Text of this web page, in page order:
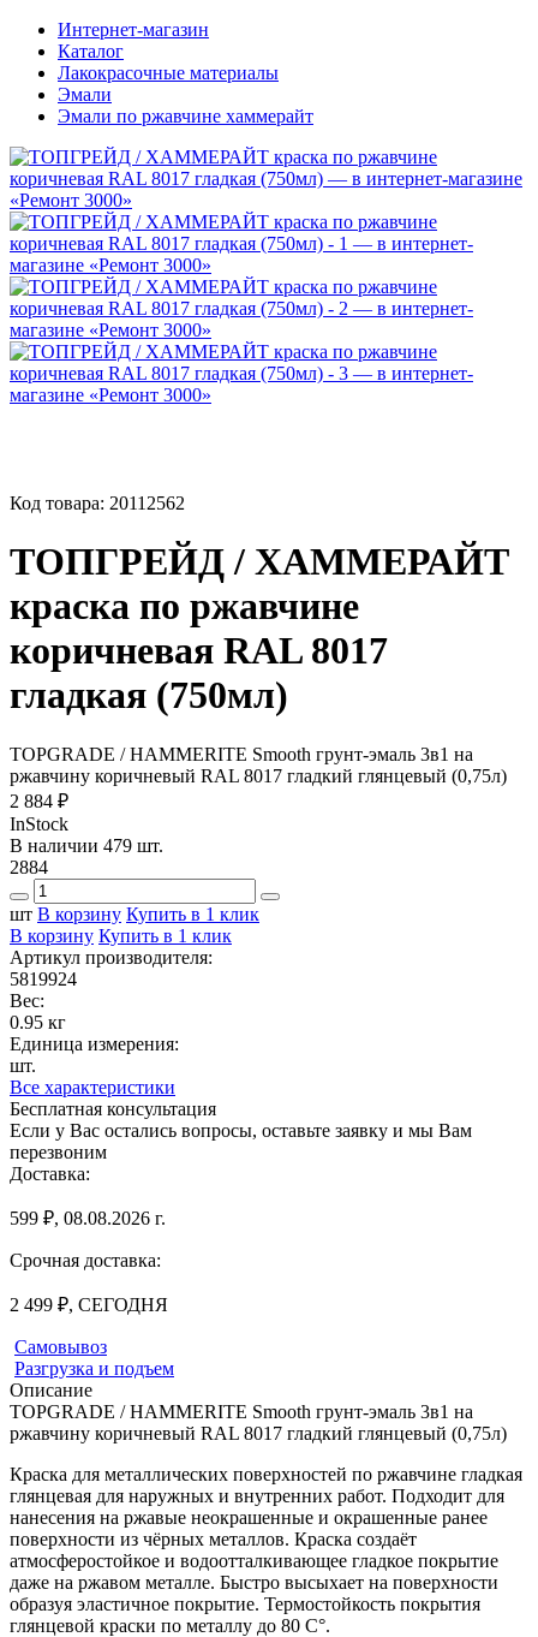
Интернет-магазин
Каталог
Лакокрасочные материалы
Эмали
Эмали по ржавчине хаммерайт
Код товара: 20112562
ТОПГРЕЙД / ХАММЕРАЙТ
краска по ржавчине
коричневая RAL 8017
гладкая (750мл)
TOPGRADE / HAMMERITE Smooth грунт-эмаль 3в1 на
ржавчину коричневый RAL 8017 гладкий глянцевый (0,75л)
2 884 ₽
InStock
В наличии 479 шт.
2884
шт В корзину Купить в 1 клик
В корзину Купить в 1 клик
Артикул производителя:
5819924
Вес:
0.95 кг
Единица измерения:
шт.
Все характеристики
Бесплатная консультация
Если у Вас остались вопросы, оставьте заявку и мы Вам
перезвоним
Доставка:
599 ₽, 08.08.2026 г.
Срочная доставка:
2 499 ₽, СЕГОДНЯ
Самовывоз
Разгрузка и подъем
Описание
TOPGRADE / HAMMERITE Smooth грунт-эмаль 3в1 на
ржавчину коричневый RAL 8017 гладкий глянцевый (0,75л)
Краска для металлических поверхностей по ржавчине гладкая
глянцевая для наружных и внутренних работ. Подходит для
нанесения на ржавые неокрашенные и окрашенные ранее
поверхности из чёрных металлов. Краска создаёт
атмосферостойкое и водоотталкивающее гладкое покрытие
даже на ржавом металле. Быстро высыхает на поверхности
образуя эластичное покрытие. Термостойкость покрытия
глянцевой краски по металлу до 80 С°.